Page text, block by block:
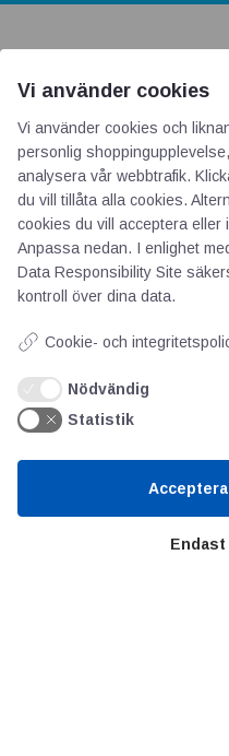
Om oss
Priser
Kontakt
GDPR
Kunskapscentrum
SIFU
Chalmers Industriteknik
Vi använder cookies
Vi använder cookies och
personlig
analysera vår webbtrafik.
du vill tillåta alla cookies.
cookies du vill acceptera eller
Anpassa nedan. I enlighet
Data Responsibility Site
kontroll över dina data.
Cookie- och
Nödvändig
Statistik
Endast